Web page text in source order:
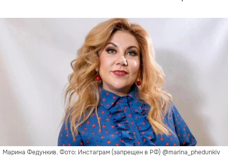
Марина Федункив. Фото: Инстаграм (запрещен в РФ) @marina_phedunkiv